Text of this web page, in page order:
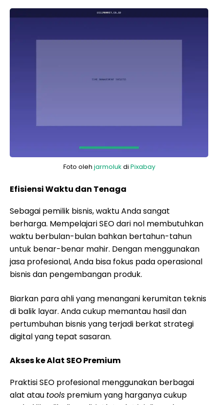
Foto oleh jarmoluk di Pixabay
Efisiensi Waktu dan Tenaga
Sebagai pemilik bisnis, waktu Anda sangat
berharga. Mempelajari SEO dari nol membutuhkan
waktu berbulan-bulan bahkan bertahun-tahun
untuk benar-benar mahir. Dengan menggunakan
jasa profesional, Anda bisa fokus pada operasional
bisnis dan pengembangan produk.
Biarkan para ahli yang menangani kerumitan teknis
di balik layar. Anda cukup memantau hasil dan
pertumbuhan bisnis yang terjadi berkat strategi
digital yang tepat sasaran.
Akses ke Alat SEO Premium
Praktisi SEO profesional menggunakan berbagai
alat atau tools premium yang harganya cukup